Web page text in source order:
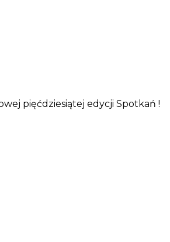
pięćdziesiątej edycji Spotkań !